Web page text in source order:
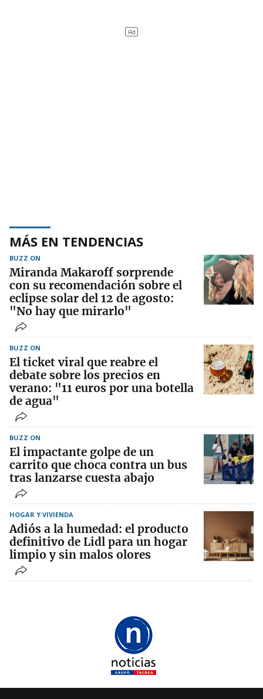
MÁS EN TENDENCIAS
BUZZ ON
Miranda Makaroff sorprende
con su recomendación sobre el
eclipse solar del 12 de agosto:
"No hay que mirarlo"
BUZZ ON
El ticket viral que reabre el
debate sobre los precios en
verano: "11 euros por una botella
de agua"
BUZZ ON
El impactante golpe de un
carrito que choca contra un bus
tras lanzarse cuesta abajo
HOGAR Y VIVIENDA
Adiós a la humedad: el producto
definitivo de Lidl para un hogar
limpio y sin malos olores